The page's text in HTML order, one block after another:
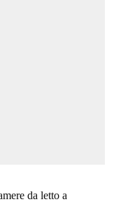
da letto a